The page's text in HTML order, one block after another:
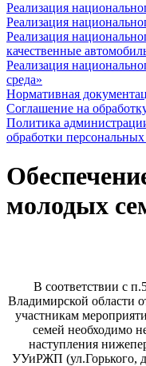
Реализация
Реализация
Реализация
качественные
Реализация
среда»
Нормативная
Соглашение на
Политика
обработки
молодых
В соответствии с
Владимирской области
участникам
семей необходимо
наступления
УУиРЖП (ул.Горького,